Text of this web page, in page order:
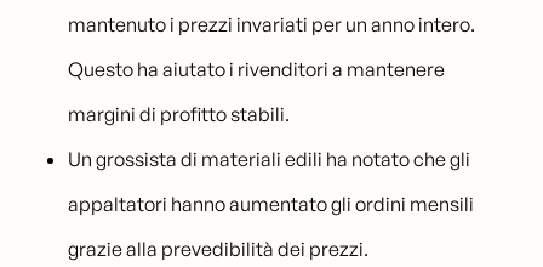
mantenuto i prezzi invariati per un anno intero.
Questo ha aiutato i rivenditori a mantenere
margini di profitto stabili.
Un grossista di materiali edili ha notato che gli
appaltatori hanno aumentato gli ordini mensili
grazie alla prevedibilità dei prezzi.